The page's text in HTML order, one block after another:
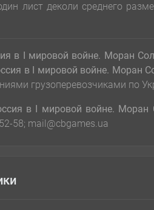
лист деколи среднего
в I мировой войне. Моран
в I мировой войне. Моран
грузоперевозчиками по
в I мировой войне. Моран
58; mail@cbgames.ua